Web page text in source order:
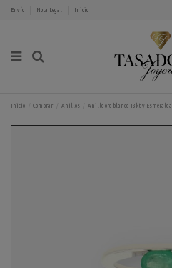
Envío Nota Legal Inicio
Inicio Comprar Anillos Anillo oro blanco 18kt y Esmeralda